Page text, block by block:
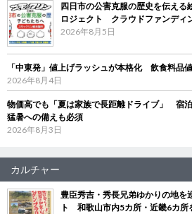
四日市の公害克服の歴史を伝える
ロジェクト クラウドファンディ
2026年8月5日
「中東発」値上げラッシュが本格化 飲食料品
2026年8月4日
物価高でも「夏は家族で長距離ドライブ」 宿
猛暑への備えも必須
2026年8月3日
カルチャー
豊臣秀吉・秀長兄弟ゆかりの地を
ト 和歌山市内5カ所・近畿6カ所